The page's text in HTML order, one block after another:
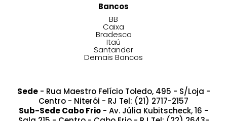
Bancos
BB
Caixa
Bradesco
Itaú
Santander
Demais Bancos
Sede- Rua Maestro Felício Toledo, 495 - S/Loja -
Centro - Niterói - RJ Tel: (21) 2717-2157
Sub-Sede Cabo Frio - Av. Júlia Kubitscheck, 16 -